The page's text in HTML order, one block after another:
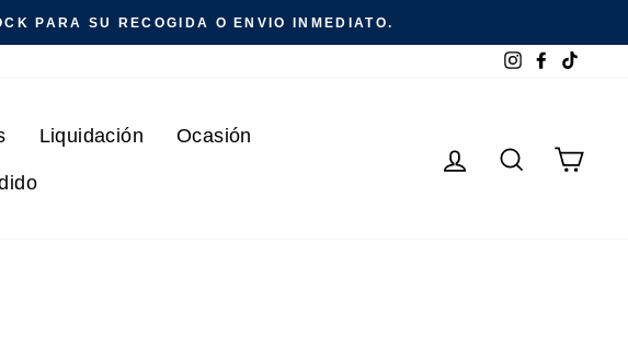
PARA SU RECOGIDA O ENVIO INMEDIATO.
InstagramFacebook
Liquidación Ocasión
IngresarBuscar